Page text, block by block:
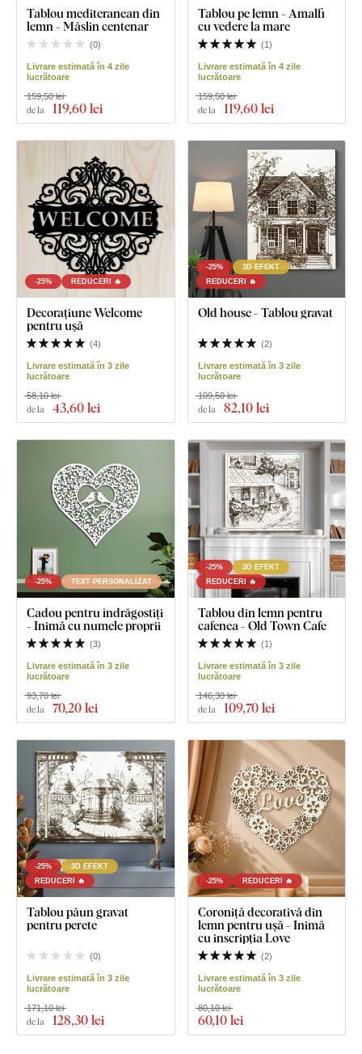
Tablou mediteranean din
lemn - Măslin centenar
(0)
Livrare estimată în 4 zile
lucrătoare
de la 119,60 lei
159,50 lei
Tablou pe lemn - Amalfi
cu vedere la mare
(1)
Livrare estimată în 4 zile
lucrătoare
de la 119,60 lei
159,50 lei
-25% REDUCERI 🔥
Decorațiune Welcome
pentru ușă
(4)
Livrare estimată în 3 zile
lucrătoare
de la 43,60 lei
58,10 lei
-25%
3D EFEKT
REDUCERI 🔥
Old house - Tablou gravat
(2)
Livrare estimată în 3 zile
lucrătoare
de la 82,10 lei
109,50 lei
-25% TEXT PERSONALIZAT
Cadou pentru îndrăgostiți
- Inimă cu numele proprii
(3)
Livrare estimată în 3 zile
lucrătoare
de la 70,20 lei
93,70 lei
-25%
3D EFEKT
REDUCERI 🔥
Tablou din lemn pentru
cafenea - Old Town Cafe
(1)
Livrare estimată în 3 zile
lucrătoare
de la 109,70 lei
146,30 lei
-25%
3D EFEKT
REDUCERI 🔥
Tablou păun gravat
pentru perete
(0)
Livrare estimată în 3 zile
lucrătoare
de la 128,30 lei
171,10 lei
-25% REDUCERI 🔥
Coroniță decorativă din
lemn pentru ușă - Inimă
cu inscripția Love
(2)
Livrare estimată în 3 zile
lucrătoare
60,10 lei
80,10 lei